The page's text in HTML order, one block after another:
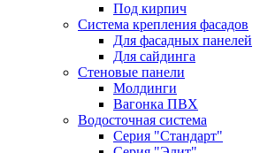
Под кирпич
Система крепления фасадов
Для фасадных панелей
Для сайдинга
Стеновые панели
Молдинги
Вагонка ПВХ
Водосточная система
Серия "Стандарт"